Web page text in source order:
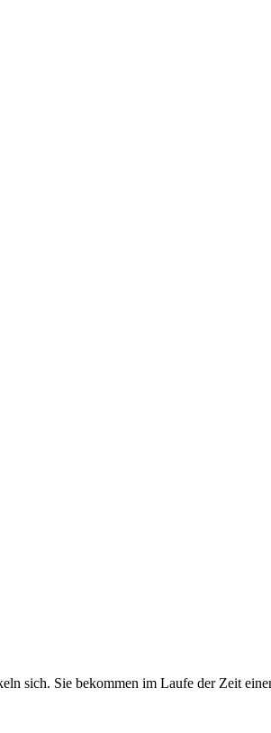
sich. Sie bekommen im Laufe der Zeit